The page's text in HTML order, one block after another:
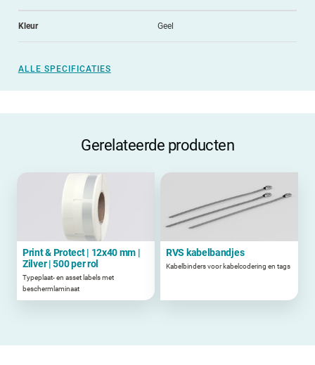
Kleur Geel
ALLE SPECIFICATIES
Gerelateerde producten
Print & Protect | 12x40 mm |
Zilver | 500 per rol
Typeplaat- en asset labels met
beschermlaminaat
RVS kabelbandjes
Kabelbinders voor kabelcodering en tags